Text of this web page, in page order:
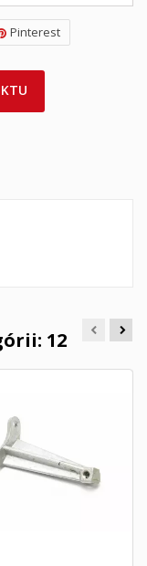
Pinterest
12